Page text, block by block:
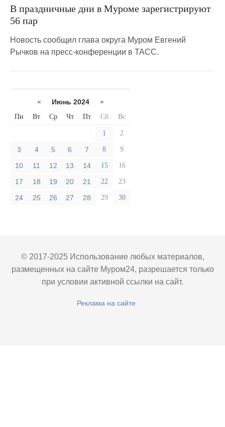
В праздничные дни в Муроме зарегистрируют
56 пар
Новость сообщил глава округа Муром Евгений
Рычков на пресс-конференции в ТАСС.
« Июнь 2024 »
Пн Вт Ср Чт Пт Сб Вс
1 2
3 4 5 6 7 8 9
10 11 12 13 14 15 16
17 18 19 20 21 22 23
24 25 26 27 28 29 30
© 2017-2025 Использование любых материалов,
размещенных на сайте Муром24, разрешается только
при условии активной ссылки на сайт.
Реклама на сайте